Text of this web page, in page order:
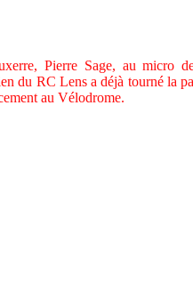
Pierre Sage, au micro
du RC Lens a déjà tourné la
au Vélodrome.